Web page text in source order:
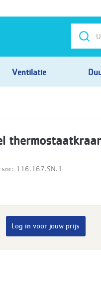
Ventilatie
116.167.SN.1
Log in voor jouw prijs